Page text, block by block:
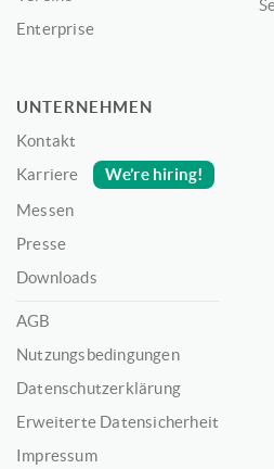
Enterprise
UNTERNEHMEN
Kontakt
Karriere
We’re hiring!
Messen
Presse
Downloads
AGB
Nutzungsbedingungen
Datenschutzerklärung
Erweiterte Datensicherheit
Impressum